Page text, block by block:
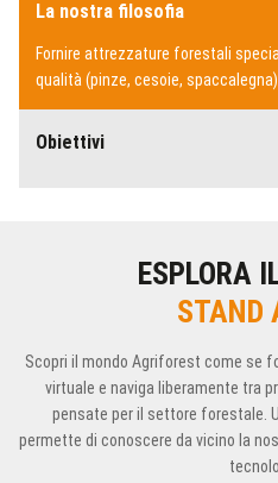
La nostra filosofia
Fornire attrezzature forestali
qualità (pinze, cesoie,
Obiettivi
ESPLORA
STAND
Scopri il mondo Agriforest come se
virtuale e naviga liberamente tra
pensate per il settore forestale.
permette di conoscere da vicino la